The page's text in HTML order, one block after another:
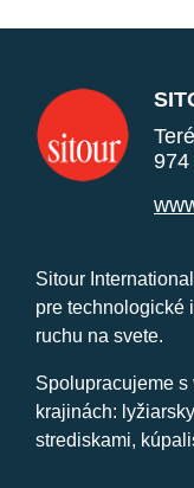
974
Sitour
pre technologické
ruchu na svete.
Spolupracujeme
krajinách:
strediskami,